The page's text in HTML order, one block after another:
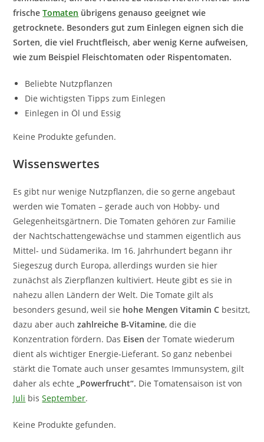
frischeTomaten übrigens genauso geeignet wie
getrocknete. Besonders gut zum Einlegen eignen sich die
Sorten, die viel Fruchtfleisch, aber wenig Kerne aufweisen,
wie zum Beispiel Fleischtomaten oder Rispentomaten.
Beliebte Nutzpflanzen
Die wichtigsten Tipps zum Einlegen
Einlegen in Öl und Essig
Keine Produkte gefunden.
Wissenswertes
Es gibt nur wenige Nutzpflanzen, die so gerne angebaut
werden wie Tomaten – gerade auch von Hobby- und
Gelegenheitsgärtnern. Die Tomaten gehören zur Familie
der Nachtschattengewächse und stammen eigentlich aus
Mittel- und Südamerika. Im 16. Jahrhundert begann ihr
Siegeszug durch Europa, allerdings wurden sie hier
zunächst als Zierpflanzen kultiviert. Heute gibt es sie in
nahezu allen Ländern der Welt. Die Tomate gilt als
besonders gesund, weil sie hohe Mengen Vitamin C besitzt,
dazu aber auchzahlreiche B-Vitamine, die die
Konzentration fördern. Das Eisen der Tomate wiederum
dient als wichtiger Energie-Lieferant. So ganz nebenbei
stärkt die Tomate auch unser gesamtes Immunsystem, gilt
daher als echte
„Powerfrucht“. Die Tomatensaison ist von
Juli bisSeptember.
Keine Produkte gefunden.